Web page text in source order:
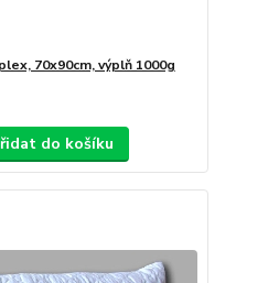
70x90cm, výplň 1000g
do košíku